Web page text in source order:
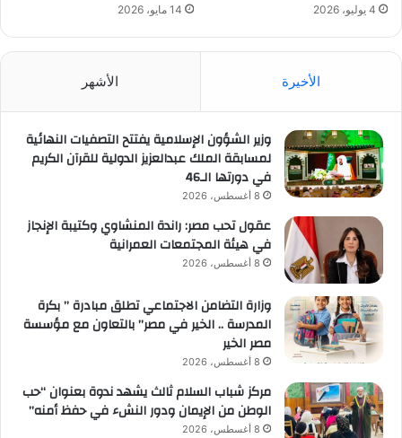
4 يوليو، 2026 14 مايو، 2026
الأخيرة الأشهر
وزير الشؤون الإسلامية يفتتح التصفيات النهائية
لمسابقة الملك عبدالعزيز الدولية للقرآن الكريم
في دورتها الـ46
8 أغسطس، 2026
عقول تحب مصر: راندة المنشاوي وكتيبة الإنجاز
في هيئة المجتمعات العمرانية
8 أغسطس، 2026
وزارة التضامن الاجتماعي تطلق مبادرة ” بكرة
المدرسة .. الخير في مصر” بالتعاون مع مؤسسة
مصر الخير
8 أغسطس، 2026
مركز شباب السلام ثالث يشهد ندوة بعنوان “حب
الوطن من الإيمان ودور النشء في حفظ أمنه”
8 أغسطس، 2026